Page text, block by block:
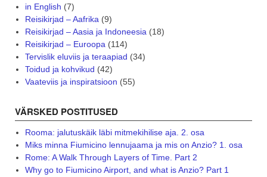
in English (7)
Reisikirjad – Aafrika(9)
Reisikirjad – Aasia ja Indoneesia(18)
Reisikirjad – Euroopa(114)
Tervislik eluviis ja teraapiad (34)
Toidud ja kohvikud (42)
Vaateviis ja inspiratsioon (55)
VÄRSKED POSTITUSED
Rooma: jalutuskäik läbi mitmekihilise aja. 2. osa
Miks minna Fiumicino lennujaama ja mis on Anzio? 1. osa
Rome: A Walk Through Layers of Time. Part 2
Why go to Fiumicino Airport, and what is Anzio? Part 1